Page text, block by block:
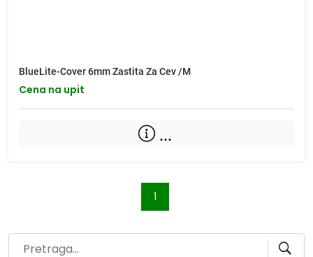
BlueLite-Cover 6mm Zastita Za Cev /M
Cena na upit
...
1